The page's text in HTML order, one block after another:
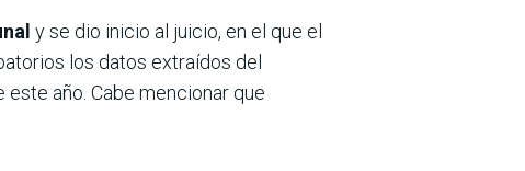
y se dio inicio al juicio, en el que el
los datos extraídos del
año. Cabe mencionar que